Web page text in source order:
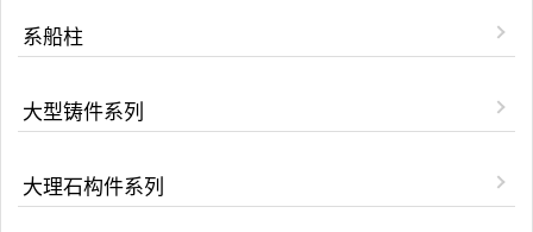
系船柱
大型铸件系列
大理石构件系列